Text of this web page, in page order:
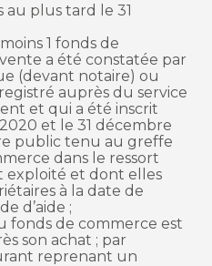
au plus tard le 31
1 fonds de
a été constatée par
(devant notaire) ou
auprès du service
et qui a été inscrit
et le 31 décembre
public tenu au greffe
dans le ressort
exploité et dont elles
à la date de
d’aide ;
fonds de commerce est
son achat ; par
reprenant un